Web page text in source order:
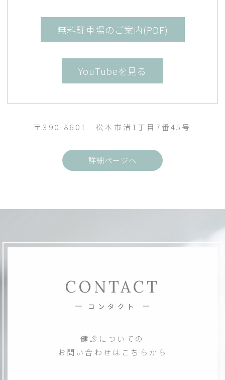
無料駐車場のご案内(PDF)
YouTubeを見る
〒390-8601 松本市渚1丁目7番45号
詳細ページへ
CONTACT
コンタクト
健診についての
お問い合わせはこちらから